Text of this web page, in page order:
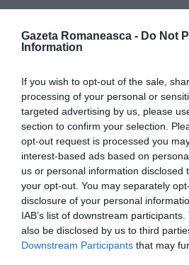
Gazeta Romaneasca - Do Not
Information
If you wish to opt-out of the sale,
processing of your personal or
targeted advertising by us, please
section to confirm your selection.
opt-out request is processed you
interest-based ads based on
us or personal information disclosed
your opt-out. You may separately
disclosure of your personal
IAB’s list of downstream
also be disclosed by us to third
Downstream Participants that may
continuare service-ul auto, cu
Înscrie-te pe pagina noastră
ROMÂNEASCĂ